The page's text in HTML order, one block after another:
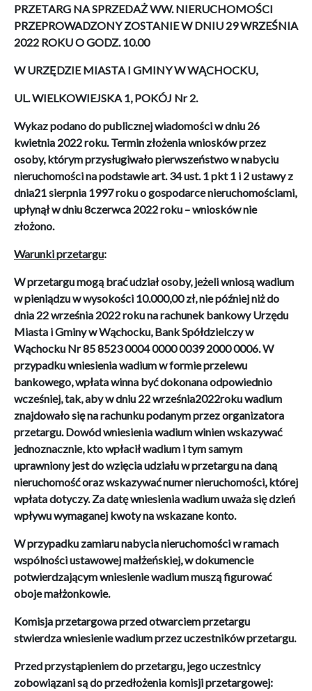
PRZETARG NA SPRZEDAŻ WW. NIERUCHOMOŚCI
PRZEPROWADZONY ZOSTANIE W DNIU 29 WRZEŚNIA
2022 ROKU O GODZ. 10.00
W URZĘDZIE MIASTA I GMINY W WĄCHOCKU,
UL. WIELKOWIEJSKA 1, POKÓJ Nr 2.
Wykaz podano do publicznej wiadomości w dniu 26
kwietnia 2022 roku. Termin złożenia wniosków przez
osoby, którym przysługiwało pierwszeństwo w nabyciu
nieruchomości na podstawie art. 34 ust. 1 pkt 1 i 2 ustawy z
dnia21 sierpnia 1997 roku o gospodarce nieruchomościami,
upłynął w dniu 8czerwca 2022 roku – wniosków nie
złożono.
Warunki przetargu:
W przetargu mogą brać udział osoby, jeżeli wniosą wadium
w pieniądzu w wysokości 10.000,00 zł, nie później niż do
dnia 22 września 2022 roku na rachunek bankowy Urzędu
Miasta i Gminy w Wąchocku, Bank Spółdzielczy w
Wąchocku Nr 85 8523 0004 0000 0039 2000 0006.W
przypadku wniesienia wadium w formie przelewu
bankowego, wpłata winna być dokonana odpowiednio
wcześniej, tak, aby w dniu 22 września2022roku wadium
znajdowało się na rachunku podanym przez organizatora
przetargu. Dowód wniesienia wadium winien wskazywać
jednoznacznie, kto wpłacił wadium i tym samym
uprawniony jest do wzięcia udziału w przetargu na daną
nieruchomość oraz wskazywać numer nieruchomości, której
wpłata dotyczy. Za datę wniesienia wadium uważa się dzień
wpływu wymaganej kwoty na wskazane konto.
W przypadku zamiaru nabycia nieruchomości w ramach
wspólności ustawowej małżeńskiej, w dokumencie
potwierdzającym wniesienie wadium muszą figurować
oboje małżonkowie.
Komisja przetargowa przed otwarciem przetargu
stwierdza wniesienie wadium przez uczestników przetargu.
Przed przystąpieniem do przetargu, jego uczestnicy
zobowiązani są do przedłożenia komisji przetargowej: